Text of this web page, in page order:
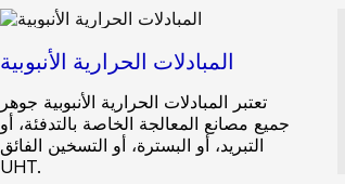
المبادلات الحرارية الأنبوبية
تعتبر المبادلات الحرارية الأنبوبية جوهر
جميع مصانع المعالجة الخاصة بالتدفئة، أو
التبريد، أو البسترة، أو التسخين الفائق
UHT.